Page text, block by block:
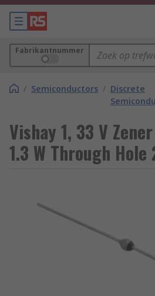
Fabrikantnummer
/ Semiconductors / Discrete
Vishay 1, 33 V
1.3 W Through Hole